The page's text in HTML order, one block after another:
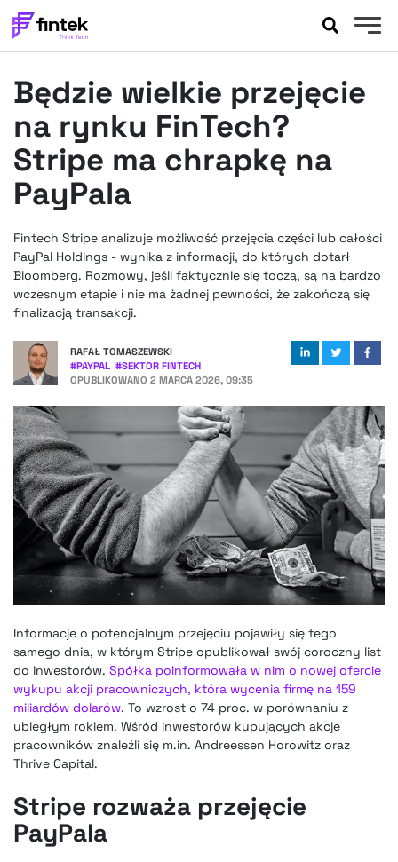
BANKOWOŚĆ
EVENTY
FELIETONY
WYWIADY
LEGAL
FINTEKEXTRA
OKIEM EKSPERTA
Będzie wielkie przejęcie
na rynku FinTech?
Stripe ma chrapkę na
PayPala
Fintech Stripe analizuje możliwość przejęcia części lub całości
PayPal Holdings - wynika z informacji, do których dotarł
Bloomberg. Rozmowy, jeśli faktycznie się toczą, są na bardzo
wczesnym etapie i nie ma żadnej pewności, że zakończą się
finalizacją transakcji.
RAFAŁ TOMASZEWSKI
#PAYPAL #SEKTOR FINTECH
OPUBLIKOWANO 2 MARCA 2026, 09:35
Informacje o potencjalnym przejęciu pojawiły się tego
samego dnia, w którym Stripe opublikował swój coroczny list
do inwestorów. Spółka poinformowała w nim o nowej ofercie
wykupu akcji pracowniczych, która wycenia firmę na 159
miliardów dolarów. To wzrost o 74 proc. w porównaniu z
ubiegłym rokiem. Wśród inwestorów kupujących akcje
pracowników znaleźli się m.in. Andreessen Horowitz oraz
Thrive Capital.
Stripe rozważa przejęcie
PayPala